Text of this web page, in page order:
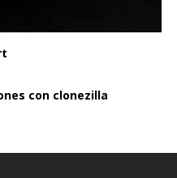
con clonezilla